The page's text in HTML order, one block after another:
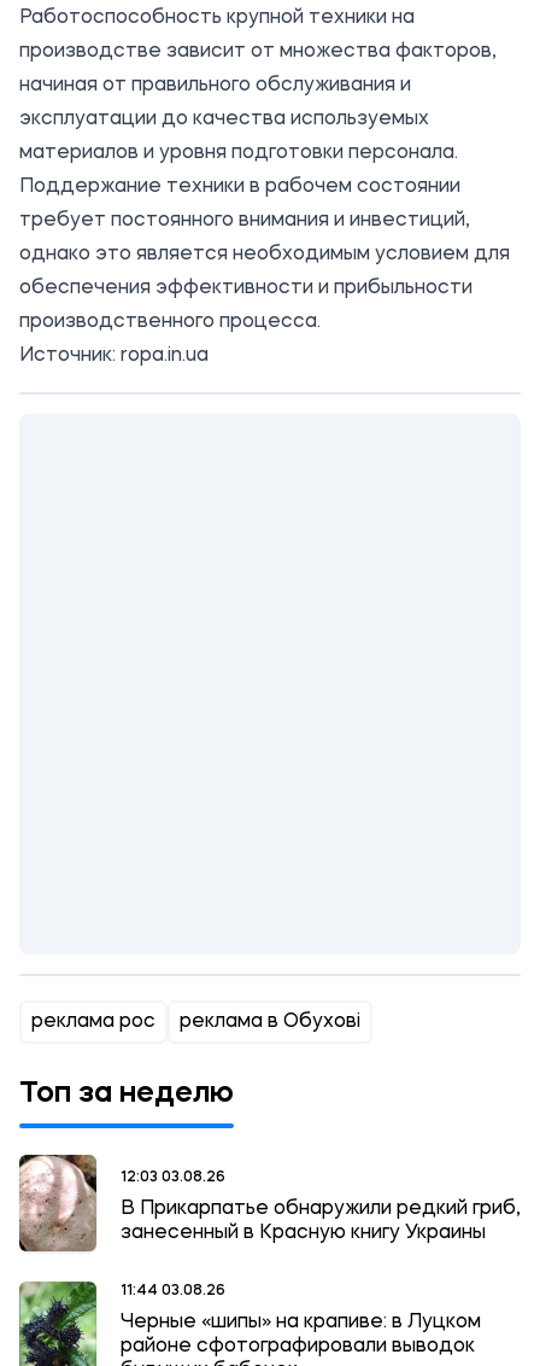
Работоспособность крупной техники на
производстве зависит от множества факторов,
начиная от правильного обслуживания и
эксплуатации до качества используемых
материалов и уровня подготовки персонала.
Поддержание техники в рабочем состоянии
требует постоянного внимания и инвестиций,
однако это является необходимым условием для
обеспечения эффективности и прибыльности
производственного процесса.
Источник: ropa.in.ua
реклама рос реклама в Обухові
Топ за неделю
12:03 03.08.26
В Прикарпатье обнаружили редкий гриб,
занесенный в Красную книгу Украины
11:44 03.08.26
Черные «шипы» на крапиве: в Луцком
районе сфотографировали выводок